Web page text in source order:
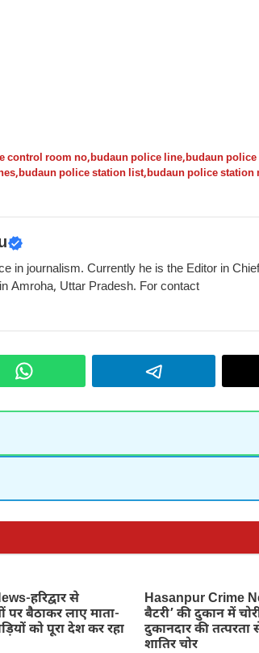
control room no,budaun police line,budaun
,budaun police station list,budaun police station
in journalism. Currently he is the Editor in
Amroha, Uttar Pradesh. For contact
हरिद्वार से
पर बैठाकर लाए माता-
को पूरा देश कर रहा
Hasanpur Crime
बैटरी’ की दुकान में
दुकानदार की तत्परता
शातिर चोर